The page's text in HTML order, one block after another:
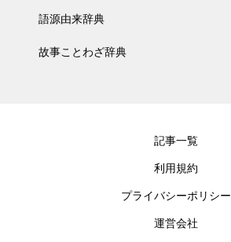
語源由来辞典
故事ことわざ辞典
記事一覧
利用規約
プライバシーポリシー
運営会社